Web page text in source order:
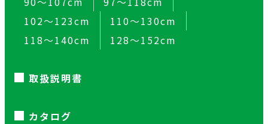
102～123cm
110～130cm
118～140cm
128～152cm
取扱説明書
カタログ